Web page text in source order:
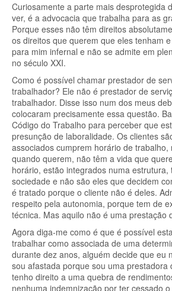
Curiosamente a parte mais desprotegida
ver, é a advocacia que trabalha para as
Porque esses não têm direitos
os direitos que querem que eles tenham
para mim infernal e não se admite em
no século XXI.
Como é possível chamar prestador de
trabalhador? Ele não é prestador de
trabalhador. Disse isso num dos meus
colocaram precisamente essa questão.
Código do Trabalho para perceber que
presunção de laboralidade. Os clientes
associados cumprem horário de trabalho,
quando querem, não têm a vida que
horário, estão integrados numa estrutura,
sociedade e não são eles que decidem
é tratado porque o cliente não é deles.
respeito pela autonomia, porque tem de
técnica. Mas aquilo não é uma prestação
Agora diga-me como é que é possível
trabalhar como associada de uma
durante dez anos, alguém decide que eu
sou afastada porque sou uma prestadora
tenho direito a uma quebra de
nenhuma indemnização por ter cessado